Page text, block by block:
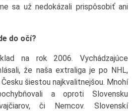
sa už nedokázali prispôsobiť ani
do očí?
na rok 2006. Vychádzajúce
že naša extraliga je po NHL,
Česku šiestou najkvalitnejšou. Mnohí
a oproti Slovensku
či Nemcov. Slovenskí